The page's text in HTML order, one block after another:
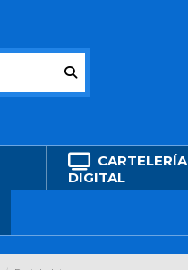
CARTELERÍA
DIGITAL